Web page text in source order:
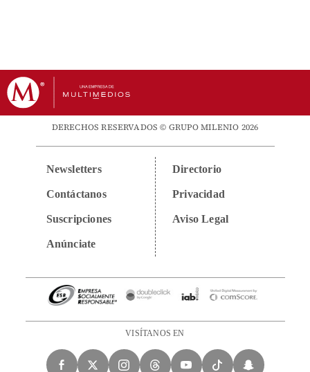
DERECHOS RESERVADOS © GRUPO MILENIO 2026
Newsletters
Contáctanos
Suscripciones
Anúnciate
Directorio
Privacidad
Aviso Legal
VISÍTANOS EN